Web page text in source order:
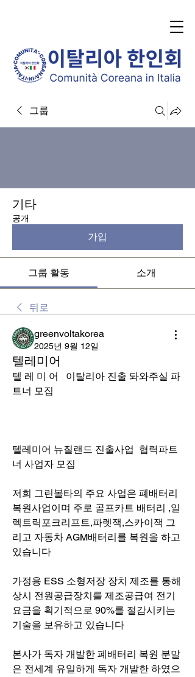
그룹
기타
공개
가입
그룹 활동 소개
뒤로
greenvoltakorea
2025년 9월 12일
텔레미어
텔 레 미 어   이탈리아 진출 돠와주실 파
트너 모집
텔레미어 뉴질랜드 진출사업  협력파트
너 사업자 모집
저희 그린볼타의 주요 사업은 폐배터리
복원사업이며 주로 골프카트 배터리 ,일
렉트릭포크리프트,파렛잭,스카이잭 그
리고 자동차 AGM배터리를 복원을 하고
있습니다
가정용 ESS 소형저장 장치 제조를 통해
상시 전원공급장치를 제조공급여 전기
요금을 획기적으로 90%를 절감시키는
기술을 보유하고 있습니다
본사가 독자 개발한 폐배터리 복원 분말
은 전세계 유일하게 독자 개발한 하였으